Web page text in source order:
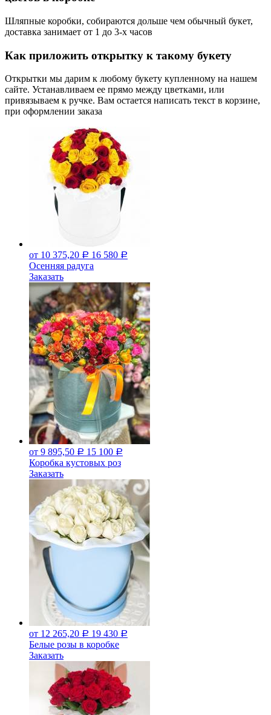
Шляпные коробки, собираются дольше чем обычный букет,
доставка занимает от 1 до 3-х часов
Как приложить открытку к такому букету
Открытки мы дарим к любому букету купленному на нашем
сайте. Устанавливаем ее прямо между цветками, или
привязываем к ручке. Вам остается написать текст в корзине,
при оформлении заказа
от 10 375,20 Р 16 580 Р
Осенняя радуга
Заказать
от 9 895,50 Р 15 100 Р
Коробка кустовых роз
Заказать
от 12 265,20 Р 19 430 Р
Белые розы в коробке
Заказать